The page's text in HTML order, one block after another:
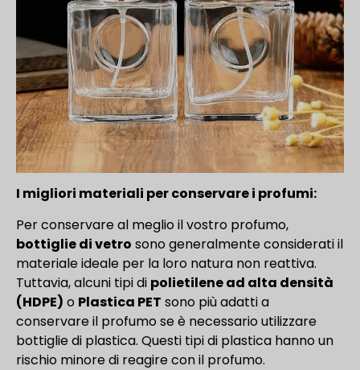
I migliori materiali per conservare i profumi:
Per conservare al meglio il vostro profumo,
bottiglie di vetro sono generalmente considerati il
materiale ideale per la loro natura non reattiva.
Tuttavia, alcuni tipi di polietilene ad alta densità
(HDPE) o Plastica PET sono più adatti a
conservare il profumo se è necessario utilizzare
bottiglie di plastica. Questi tipi di plastica hanno un
rischio minore di reagire con il profumo.